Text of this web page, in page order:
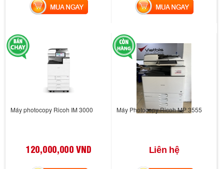
MUA NGAY MUA NGAY
Máy photocopy Ricoh IM 3000
120,000,000 VND
Máy Photocopy Ricoh MP 3555
Liên hệ